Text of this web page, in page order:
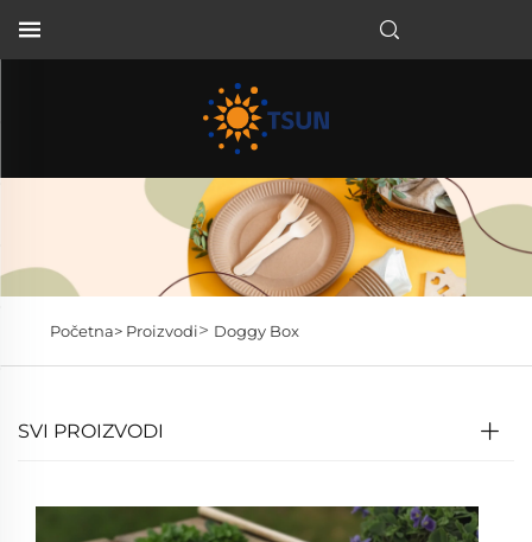
Početna> Proizvodi> Doggy Box
SVI PROIZVODI